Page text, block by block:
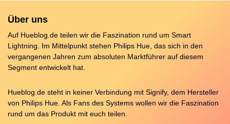
Über uns
Auf Hueblog.de teilen wir die Faszination rund um Smart
Lightning. Im Mittelpunkt stehen Philips Hue, das sich in den
vergangenen Jahren zum absoluten Marktführer auf diesem
Segment entwickelt hat.
Hueblog.de steht in keiner Verbindung mit Signify, dem Hersteller
von Philips Hue. Als Fans des Systems wollen wir die Faszination
rund um das Produkt mit euch teilen.